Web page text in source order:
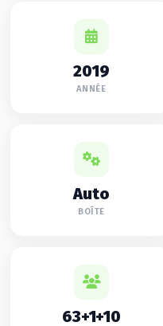
2019
ANNÉE
Auto
BOÎTE
63+1+10